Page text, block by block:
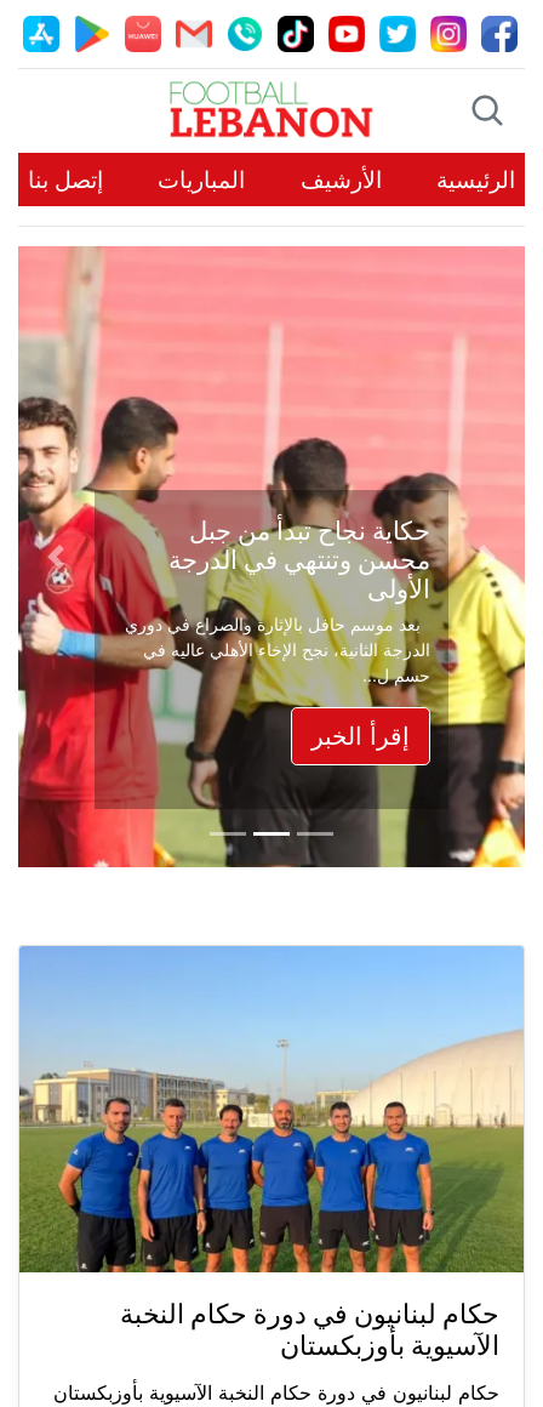
الرئيسية الأرشيف المباريات إتصل بنا
حكاية نجاح تبدأ من جبل
محسن وتنتهي في الدرجة
الأولى
بعد موسم حافل بالإثارة والصراع في دوري
الدرجة الثانية، نجح الإخاء الأهلي عاليه في
حسم ل...
إقرأ الخبر
Previous
Next
حكام لبنانيون في دورة حكام النخبة
الآسيوية بأوزبكستان
حكام لبنانيون في دورة حكام النخبة الآسيوية بأوزبكستان